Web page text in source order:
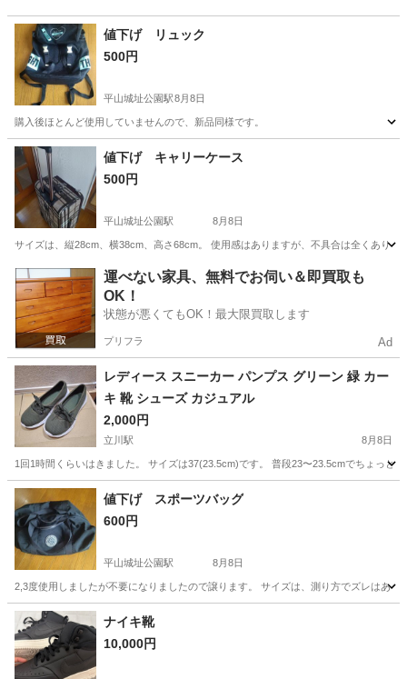
値下げ リュック
500円
平山城址公園駅8月8日
購入後ほとんど使用していませんので、新品同様です。
東京 八王子市 平山城址公園駅
値下げ キャリーケース
500円
平山城址公園駅 8月8日
サイズは、縦28cm、横38cm、高さ68cm。 使用感はありますが、不具合は全くありま
東京 八王子市 平山城址公園駅 バッグ キャリー
運べない家具、無料でお伺い＆即買取も
OK！
状態が悪くてもOK！最大限買取します
プリフラ Ad
レディース スニーカー パンプス グリーン 緑 カー
キ 靴 シューズ カジュアル
2,000円
立川駅 8月8日
1回1時間くらいはきました。 サイズは37(23.5cm)です。 普段23〜23.5cmでちょっと
東京 立川市 立川駅 靴 シューズ
値下げ スポーツバッグ
600円
平山城址公園駅 8月8日
2,3度使用しましたが不要になりましたので譲ります。 サイズは、測り方でズレはあ
東京 日野市 平山城址公園駅
ナイキ靴
10,000円